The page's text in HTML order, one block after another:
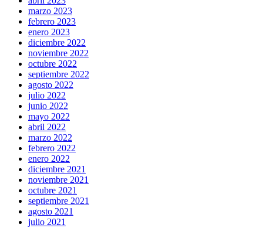
marzo 2023
febrero 2023
enero 2023
diciembre 2022
noviembre 2022
octubre 2022
septiembre 2022
agosto 2022
julio 2022
junio 2022
mayo 2022
abril 2022
marzo 2022
febrero 2022
enero 2022
diciembre 2021
noviembre 2021
octubre 2021
septiembre 2021
agosto 2021
julio 2021